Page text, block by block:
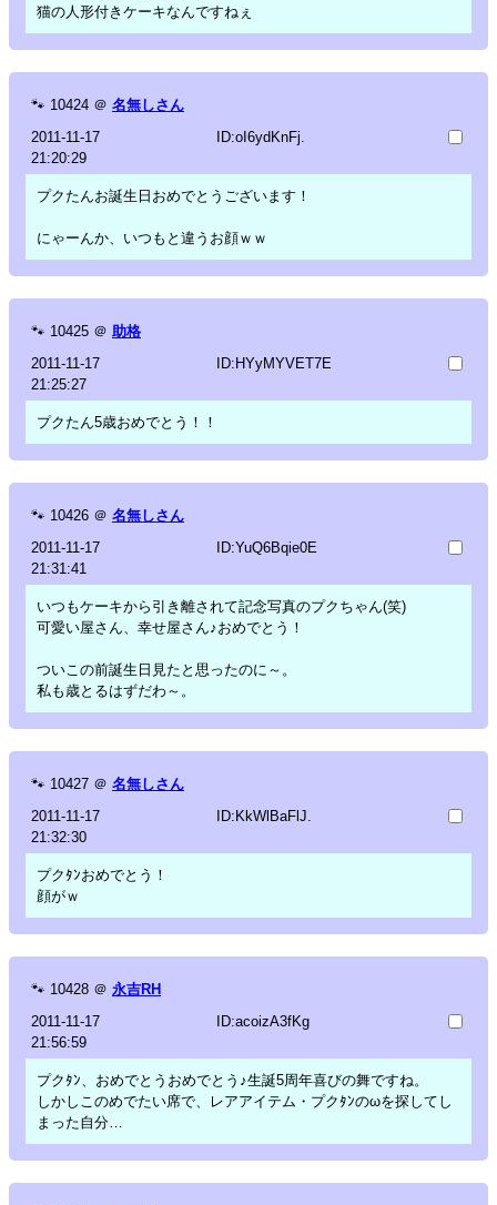
猫の人形付きケーキなんですねぇ
🐾 10424 ＠ 名無しさん
2011-11-17
21:20:29
ID:oI6ydKnFj.
プクたんお誕生日おめでとうございます！
にゃーんか、いつもと違うお顔ｗｗ
🐾 10425 ＠ 助格
2011-11-17
21:25:27
ID:HYyMYVET7E
プクたん5歳おめでとう！！
🐾 10426 ＠ 名無しさん
2011-11-17
21:31:41
ID:YuQ6Bqie0E
いつもケーキから引き離されて記念写真のプクちゃん(笑)
可愛い屋さん、幸せ屋さん♪おめでとう！
ついこの前誕生日見たと思ったのに～。
私も歳とるはずだわ～。
🐾 10427 ＠ 名無しさん
2011-11-17
21:32:30
ID:KkWlBaFlJ.
プクﾀﾝおめでとう！
顔がｗ
🐾 10428 ＠ 永吉RH
2011-11-17
21:56:59
ID:acoizA3fKg
プクﾀﾝ、おめでとうおめでとう♪生誕5周年喜びの舞ですね。
しかしこのめでたい席で、レアアイテム・プクﾀﾝのωを探してし
まった自分…